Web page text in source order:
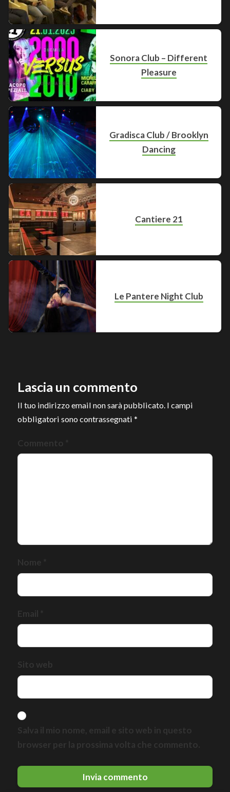
Sonora Club – Different
Pleasure
Gradisca Club / Brooklyn
Dancing
Cantiere 21
Le Pantere Night Club
Lascia un commento
Il tuo indirizzo email non sarà pubblicato. I campi
obbligatori sono contrassegnati *
Commento
Nome
Sito web
Salva il mio nome, email e sito web in questo
browser per la prossima volta che commento.